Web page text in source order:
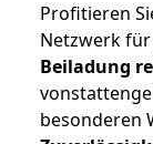
Profitieren
Netzwerk
Beiladung
besonderen